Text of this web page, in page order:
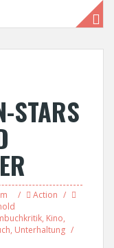
STARS
Action
, Kino,
, Unterhaltung